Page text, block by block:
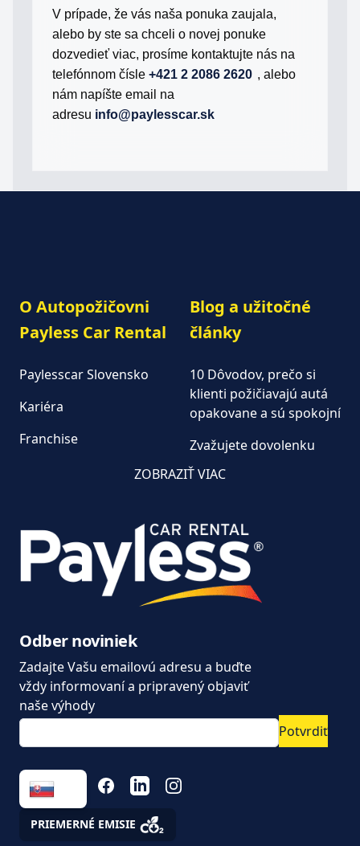
V prípade, že vás naša ponuka zaujala,
alebo by ste sa chceli o novej ponuke
dozvedieť viac, prosíme kontaktujte nás na
telefónnom čísle +421 2 2086 2620 , alebo
nám napíšte email na
adresu info@paylesscar.sk
O Autopožičovni
Payless Car Rental
Paylesscar Slovensko
Kariéra
Franchise
Často kladené otázky
Blog a užitočné
články
10 Dôvodov, prečo si
klienti požičiavajú autá
opakovane a sú spokojní
Zvažujete dovolenku
autom?
Dodávky na prenájom
Kúpiť alebo prenajať
dodávku?
Nové autá dostupné
Ušetrite na dlhodobom
prenájme
ZOBRAZIŤ VIAC
Odber noviniek
Zadajte Vašu emailovú adresu a buďte
vždy informovaní a pripravený objaviť
naše výhody
Potvrdiť
FACEBOOKLINKEDININSTAGRAM
PRIEMERNÉ EMISIE